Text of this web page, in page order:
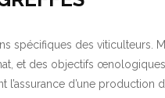
spécifiques des viticulteurs.
et des objectifs
d’une production